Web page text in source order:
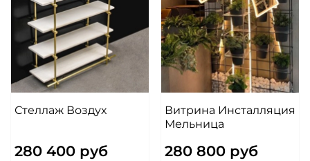
Стеллаж Воздух
280 400 руб
Витрина Инсталляция
Мельница
280 800 руб